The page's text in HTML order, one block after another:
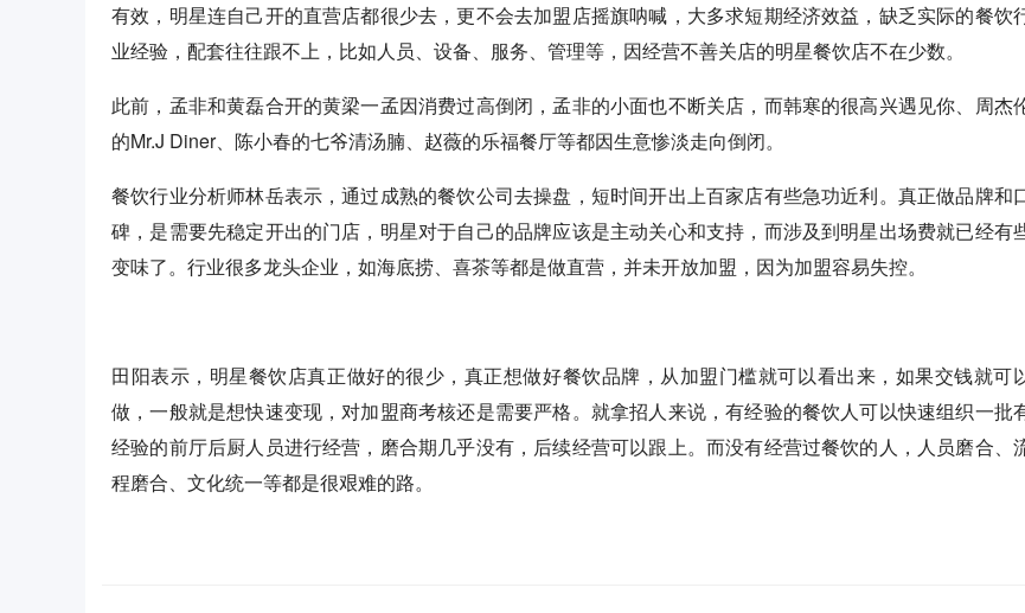
有效，明星连自己开的直营店都很少去，更不会去加盟店摇旗呐喊，大多求短期经济效益，缺乏实际的餐饮
业经验，配套往往跟不上，比如人员、设备、服务、管理等，因经营不善关店的明星餐饮店不在少数。
此前，孟非和黄磊合开的黄梁一孟因消费过高倒闭，孟非的小面也不断关店，而韩寒的很高兴遇见你、周杰
的Mr.J Diner、陈小春的七爷清汤腩、赵薇的乐福餐厅等都因生意惨淡走向倒闭。
餐饮行业分析师林岳表示，通过成熟的餐饮公司去操盘，短时间开出上百家店有些急功近利。真正做品牌和
碑，是需要先稳定开出的门店，明星对于自己的品牌应该是主动关心和支持，而涉及到明星出场费就已经有
变味了。行业很多龙头企业，如海底捞、喜茶等都是做直营，并未开放加盟，因为加盟容易失控。
田阳表示，明星餐饮店真正做好的很少，真正想做好餐饮品牌，从加盟门槛就可以看出来，如果交钱就可
做，一般就是想快速变现，对加盟商考核还是需要严格。就拿招人来说，有经验的餐饮人可以快速组织一批
经验的前厅后厨人员进行经营，磨合期几乎没有，后续经营可以跟上。而没有经营过餐饮的人，人员磨合、
程磨合、文化统一等都是很艰难的路。